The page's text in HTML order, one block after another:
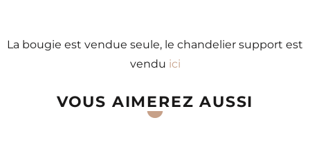
La bougie est vendue seule, le chandelier support est
vendu ici
VOUS AIMEREZ AUSSI